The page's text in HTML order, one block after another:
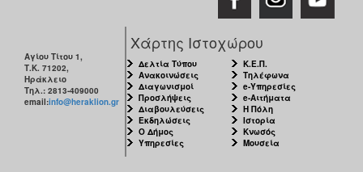
Αγίου Τίτου 1,
Τ.Κ. 71202,
Ηράκλειο
Τηλ.: 2813-409000
email:info@heraklion.gr
Χάρτης Ιστοχώρου
Δελτία Τύπου
Ανακοινώσεις
Διαγωνισμοί
Προσλήψεις
Διαβουλεύσεις
Εκδηλώσεις
Ο Δήμος
Υπηρεσίες
Κ.Ε.Π.
Τηλέφωνα
e-Υπηρεσίες
e-Αιτήματα
Η Πόλη
Ιστορία
Κνωσός
Μουσεία